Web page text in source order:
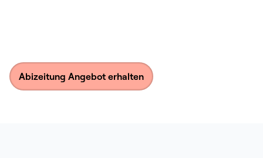
Abizeitung Angebot erhalten